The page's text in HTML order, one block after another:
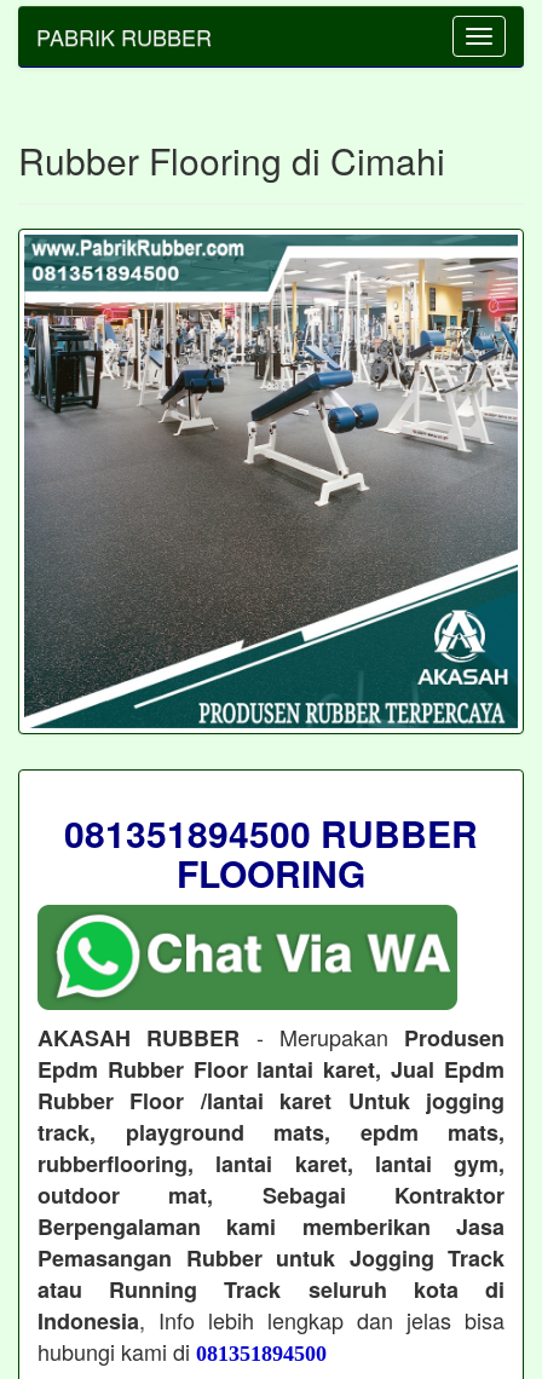
Toggle
PABRIK RUBBER
Rubber Flooring di Cimahi
081351894500 RUBBER
FLOORING
AKASAH RUBBER - Merupakan Produsen
Epdm Rubber Floor lantai karet, Jual Epdm
Rubber Floor /lantai karet Untuk jogging
track, playground mats, epdm mats,
rubberflooring, lantai karet, lantai gym,
outdoor mat, Sebagai Kontraktor
Berpengalaman kami memberikan Jasa
Pemasangan Rubber untuk Jogging Track
atau Running Track seluruh kota di
Indonesia, Info lebih lengkap dan jelas bisa
hubungi kami di 081351894500